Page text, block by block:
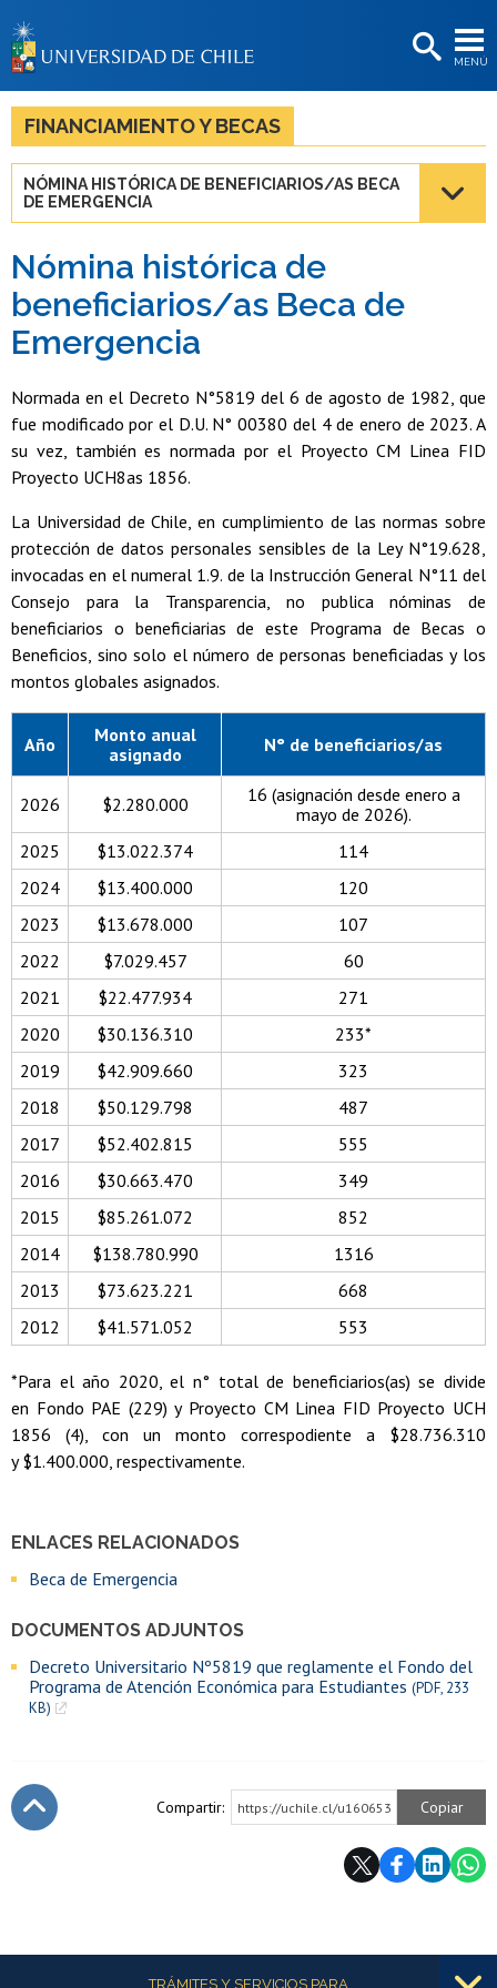
MENÚ
BIBLIOTECAS
LA UNIVERSIDAD
Funcionarias/os
FINANCIAMIENTO Y BECAS
NÓMINA HISTÓRICA DE BENEFICIARIOS/AS BECA
DE EMERGENCIA
Nómina histórica de
beneficiarios/as Beca de
Emergencia
ENLACES RELACIONADOS
Beca de Emergencia
DOCUMENTOS ADJUNTOS
Decreto Universitario Nº5819 que reglamente el Fondo del
Programa de Atención Económica para Estudiantes (PDF, 233
KB)
Normada en el Decreto N°5819 del 6 de agosto de 1982, que
fue modificado por el D.U. N° 00380 del 4 de enero de 2023. A
su vez, también es normada por el Proyecto CM Linea FID
Proyecto UCH8as 1856.
La Universidad de Chile, en cumplimiento de las normas sobre
protección de datos personales sensibles de la Ley N°19.628,
invocadas en el numeral 1.9. de la Instrucción General N°11 del
Consejo para la Transparencia, no publica nóminas de
beneficiarios o beneficiarias de este Programa de Becas o
Beneficios, sino solo el número de personas beneficiadas y los
montos globales asignados.
Año
Monto anual
asignado
N° de beneficiarios/as
2026 $2.280.000
16 (asignación desde enero a
mayo de 2026).
2025
$13.022.374
114
2024
$13.400.000
120
2023
$13.678.000
107
2022
$7.029.457
60
2021
$22.477.934
271
2020
$30.136.310
233*
2019
$42.909.660
323
2018
$50.129.798
487
2017
$52.402.815
555
2016
$30.663.470
349
2015
$85.261.072
852
2014
$138.780.990
1316
2013
$73.623.221
668
2012
$41.571.052 553
*Para el año 2020, el n° total de beneficiarios(as) se divide
en Fondo PAE (229) y Proyecto CM Linea FID Proyecto UCH
1856 (4), con un monto correspodiente a $28.736.310
y $1.400.000, respectivamente.
Compartir: https://uchile.cl/u160653 Copiar
Más informaciónTRÁMITES Y SERVICIOS PARA